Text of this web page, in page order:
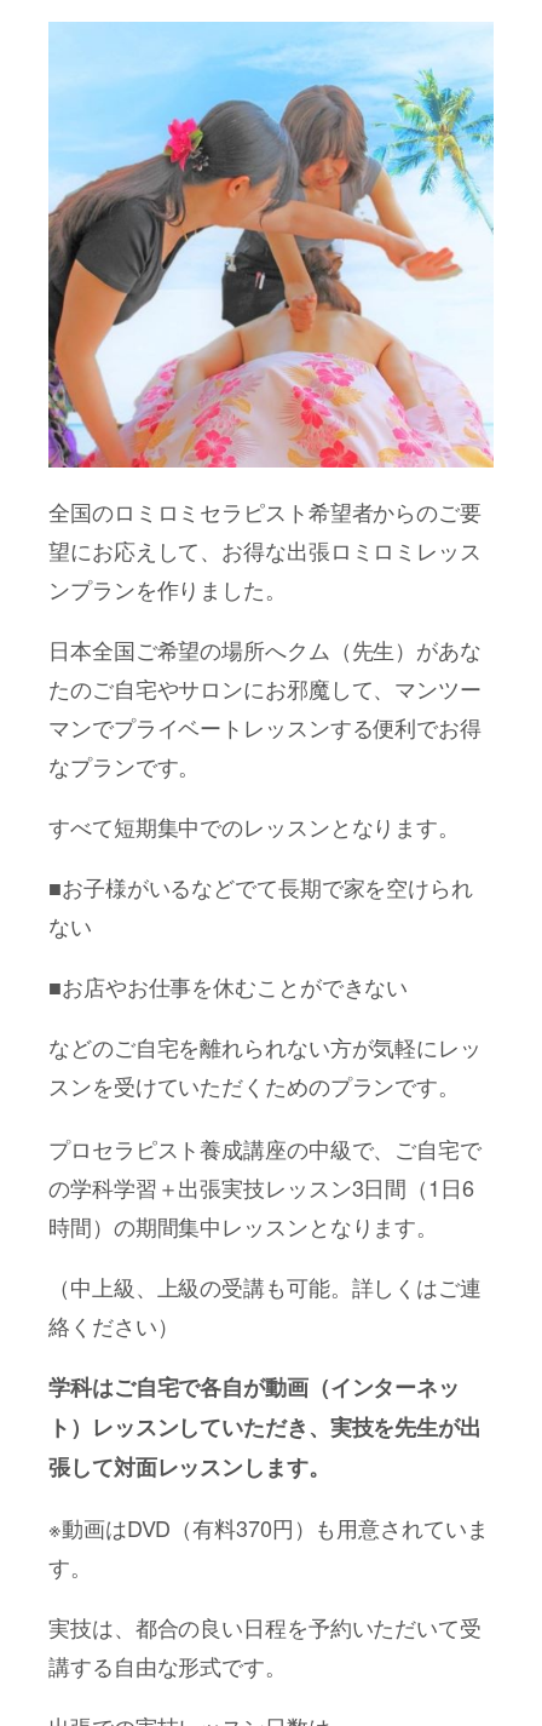
全国のロミロミセラピスト希望者からのご要
望にお応えして、お得な出張ロミロミレッス
ンプランを作りました。
日本全国ご希望の場所へクム（先生）があな
たのご自宅やサロンにお邪魔して、マンツー
マンでプライベートレッスンする便利でお得
なプランです。
すべて短期集中でのレッスンとなります。
■お子様がいるなどでて長期で家を空けられ
ない
■お店やお仕事を休むことができない
などのご自宅を離れられない方が気軽にレッ
スンを受けていただくためのプランです。
プロセラピスト養成講座の中級で、ご自宅で
の学科学習＋出張実技レッスン3日間（1日6
時間）の期間集中レッスンとなります。
（中上級、上級の受講も可能。詳しくはご連
絡ください）
学科はご自宅で各自が動画（インターネッ
ト）レッスンしていただき、実技を先生が出
張して対面レッスンします。
※動画はDVD（有料370円）も用意されていま
す。
実技は、都合の良い日程を予約いただいて受
講する自由な形式です。